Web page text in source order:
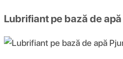
Lubrifiant pe bază de